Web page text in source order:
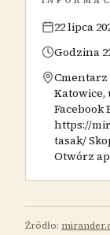
22 lipca
Godzina
Facebook
https://
tasak/
Otwórz
Źródło: